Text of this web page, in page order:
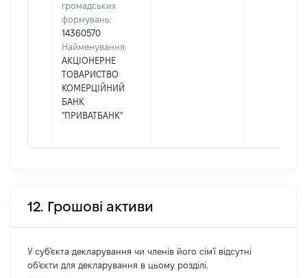
громадських
формувань:
14360570
Найменування:
АКЦІОНЕРНЕ
ТОВАРИСТВО
КОМЕРЦІЙНИЙ
БАНК
"ПРИВАТБАНК"
12. Грошові активи
У суб'єкта декларування чи членів його сім'ї відсутні
об'єкти для декларування в цьому розділі.